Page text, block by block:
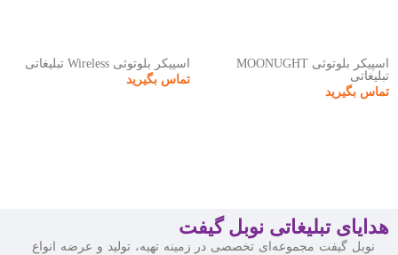
اسپیکر بلوتوثی MOONUGHT
تبلیغاتی
تماس بگیرید
اسپیکر بلوتوثی Wireless تبلیغاتی
تماس بگیرید
هدایای تبلیغاتی نوبل گیفت
نوبل گیفت مجموعه‌ای تخصصی در زمینه تهیه، تولید و عرضه انواع